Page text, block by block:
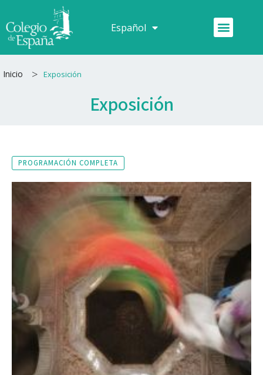
al
contenido
Español
Français Menú
Inicio > Exposición
Exposición
PROGRAMACIÓN COMPLETA